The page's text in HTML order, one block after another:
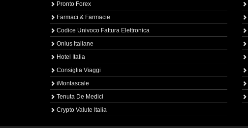
Pronto Forex
Farmaci & Farmacie
Codice Univoco Fattura Elettronica
Onlus Italiane
Hotel Italia
Consiglia Viaggi
iMontascale
Tenuta De Medici
Crypto Valute Italia